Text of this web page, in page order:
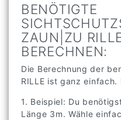
BENÖTIGTE
ZAUN|ZU
BERECHNEN:
Die Berechnung der
RILLE ist ganz
1. Beispiel: Du
Länge 3m. Wähle